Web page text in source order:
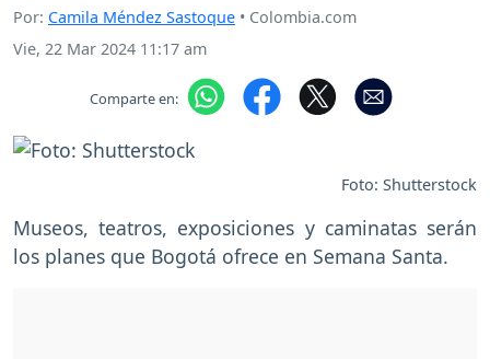
Por: Camila Méndez Sastoque • Colombia.com
Vie, 22 Mar 2024 11:17 am
Comparte en:
Foto: Shutterstock
Museos, teatros, exposiciones y caminatas serán
los planes que Bogotá ofrece en Semana Santa.